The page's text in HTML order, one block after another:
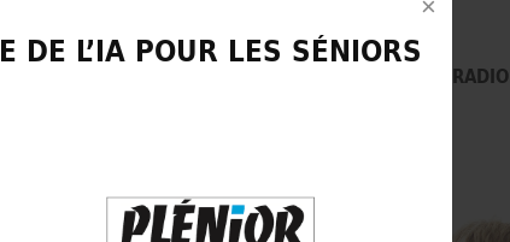
PRESSE & RADIO
DE L’IA POUR LES SÉNIORS